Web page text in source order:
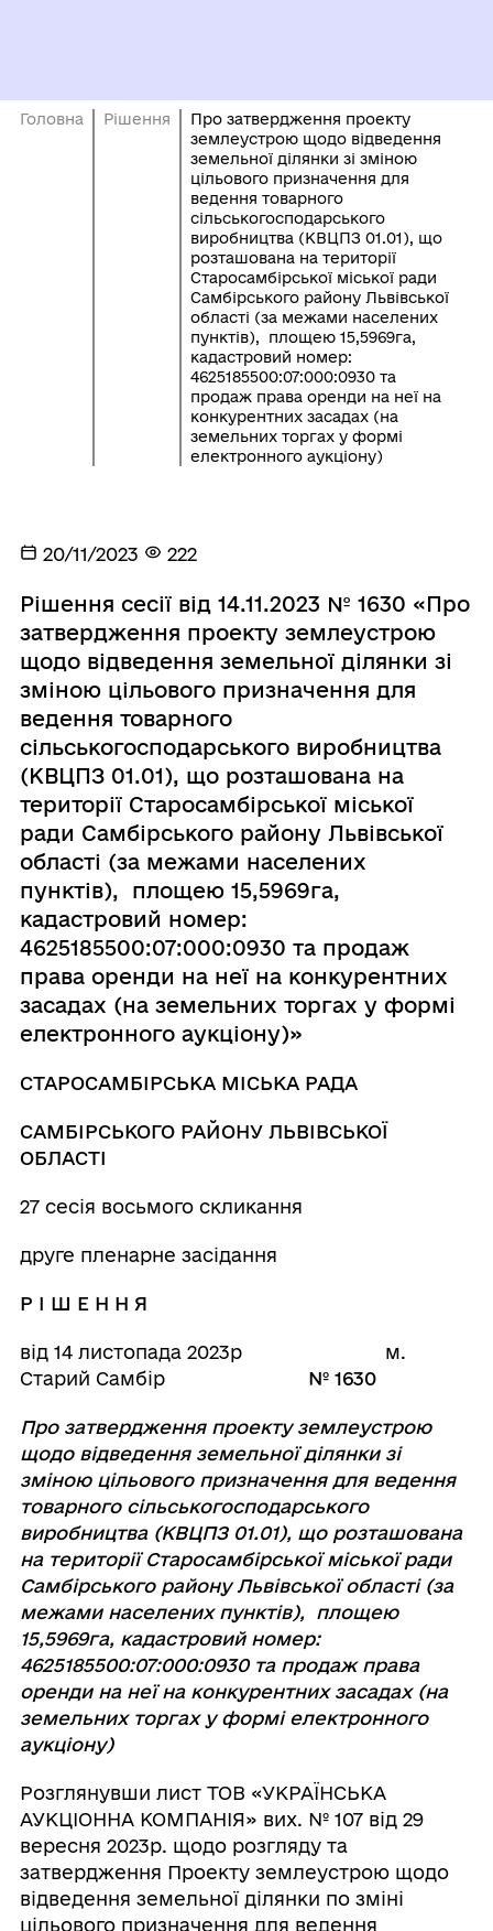
Головна Рішення
Про затвердження проекту
землеустрою щодо відведення
земельної ділянки зі зміною
цільового призначення для
ведення товарного
сільськогосподарського
виробництва (КВЦПЗ 01.01), що
розташована на території
Старосамбірської міської ради
Самбірського району Львівської
області (за межами населених
пунктів), площею 15,5969га,
кадастровий номер:
4625185500:07:000:0930 та
продаж права оренди на неї на
конкурентних засадах (на
земельних торгах у формі
електронного аукціону)
20/11/2023 222
Рішення сесії від 14.11.2023 № 1630 «Про
затвердження проекту землеустрою
щодо відведення земельної ділянки зі
зміною цільового призначення для
ведення товарного
сільськогосподарського виробництва
(КВЦПЗ 01.01), що розташована на
території Старосамбірської міської
ради Самбірського району Львівської
області (за межами населених
пунктів), площею 15,5969га,
кадастровий номер:
4625185500:07:000:0930 та продаж
права оренди на неї на конкурентних
засадах (на земельних торгах у формі
електронного аукціону)»
СТАРОСАМБІРСЬКА МІСЬКА РАДА
САМБІРСЬКОГО РАЙОНУ ЛЬВІВСЬКОЇ
ОБЛАСТІ
27 сесія восьмого скликання
друге пленарне засідання
Р І Ш Е Н Н Я
від 14 листопада 2023р м.
Старий Самбір № 1630
Про затвердження проекту землеустрою
щодо відведення земельної ділянки зі
зміною цільового призначення для ведення
товарного сільськогосподарського
виробництва (КВЦПЗ 01.01), що розташована
на території Старосамбірської міської ради
Самбірського району Львівської області (за
межами населених пунктів), площею
15,5969га, кадастровий номер:
4625185500:07:000:0930 та продаж права
оренди на неї на конкурентних засадах (на
земельних торгах у формі електронного
аукціону)
Розглянувши лист ТОВ «УКРАЇНСЬКА
АУКЦІОННА КОМПАНІЯ» вих. № 107 від 29
вересня 2023р. щодо розгляду та
затвердження Проекту землеустрою щодо
відведення земельної ділянки по зміні
цільового призначення для ведення